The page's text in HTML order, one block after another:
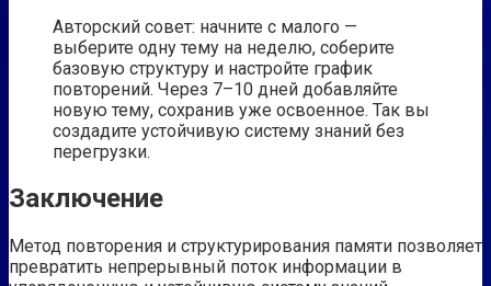
Авторский совет: начните с малого —
выберите одну тему на неделю, соберите
базовую структуру и настройте график
повторений. Через 7–10 дней добавляйте
новую тему, сохранив уже освоенное. Так вы
создадите устойчивую систему знаний без
перегрузки.
Заключение
Метод повторения и структурирования памяти позволяет
превратить непрерывный поток информации в